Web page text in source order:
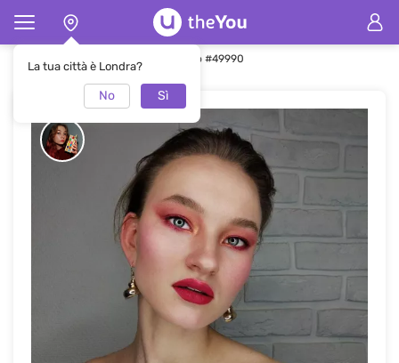
La tua città è Londra?
No Sì
Pagina principale Trucco Trucco #49990